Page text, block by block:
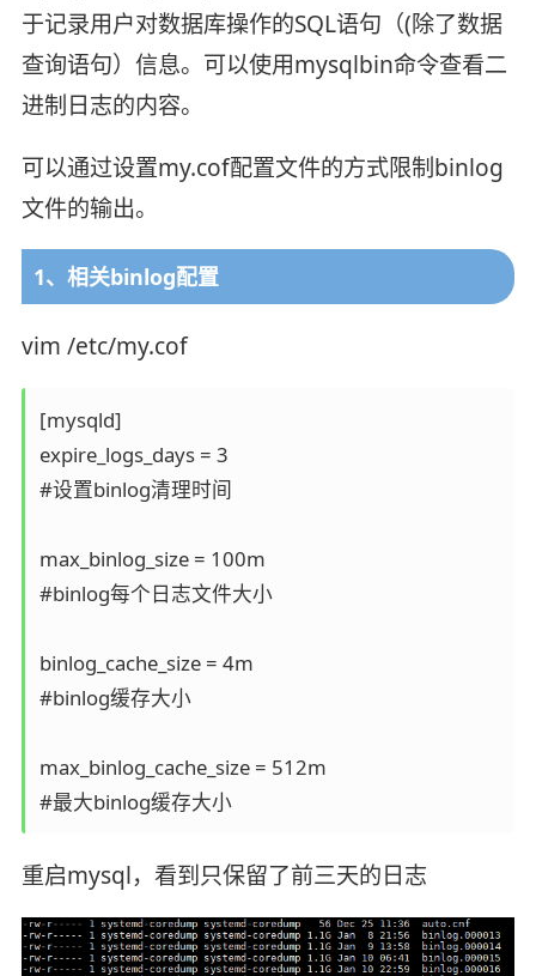
于记录用户对数据库操作的SQL语句（(除了数据
查询语句）信息。可以使用mysqlbin命令查看二
进制日志的内容。
可以通过设置my.cof配置文件的方式限制binlog
文件的输出。
1、相关binlog配置
vim /etc/my.cof
[mysqld]
expire_logs_days = 3
#设置binlog清理时间
max_binlog_size = 100m
#binlog每个日志文件大小
binlog_cache_size = 4m
#binlog缓存大小
max_binlog_cache_size = 512m
#最大binlog缓存大小
重启mysql，看到只保留了前三天的日志